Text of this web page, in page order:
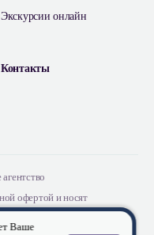
Экскурсии онлайн
Контакты
офертой и носят
Ваше